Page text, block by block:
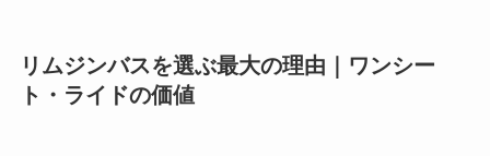
リムジンバスを選ぶ最大の理由｜ワンシー
ト・ライドの価値